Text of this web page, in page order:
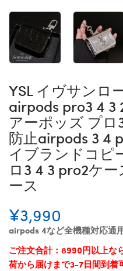
YSL イヴサンロ
airpods pro3 4 3
アーポッズ プ
防止airpods 3 4
イブランドコピ
ロ3 4 3 pro2ケ
ース
¥3,990
airpods 4など全機種対応通
ご注文合計：8990円以上な
荷から届けまで3-7日間到着